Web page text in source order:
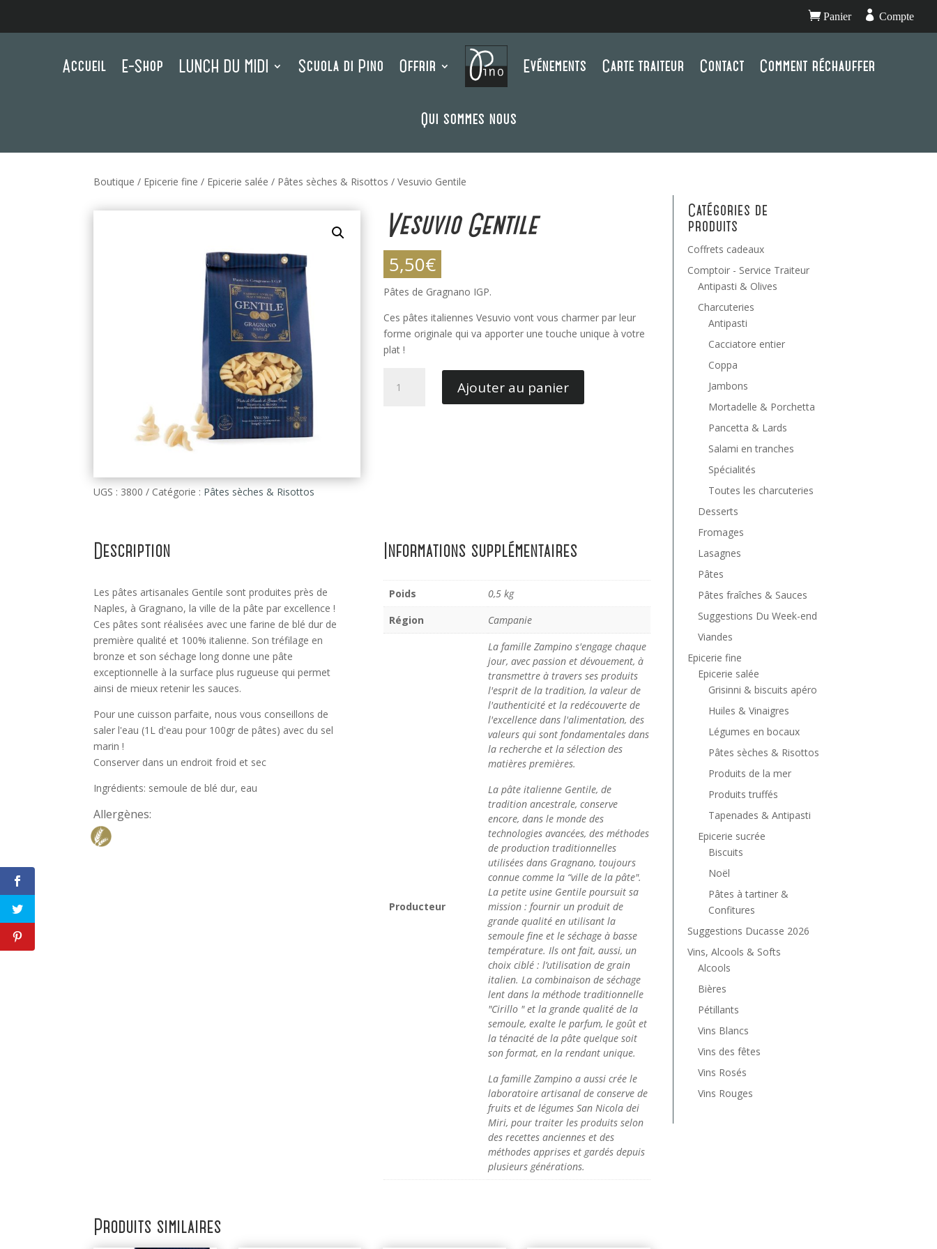
Panier  Compte
Accueil E-Shop LUNCH DU MIDI Scuola di Pino Offrir Evénements Carte traiteur Contact Comment réchauffer
Qui sommes nous
Boutique / Epicerie fine / Epicerie salée / Pâtes sèches & Risottos / Vesuvio Gentile
UGS : 3800 Catégorie : Pâtes sèches & Risottos
Vesuvio Gentile
5,50€
Pâtes de Gragnano IGP.
Ces pâtes italiennes Vesuvio vont vous charmer par leur
forme originale qui va apporter une touche unique à votre
plat !
Ajouter au panier
Description
Les pâtes artisanales Gentile sont produites près de
Naples, à Gragnano, la ville de la pâte par excellence !
Ces pâtes sont réalisées avec une farine de blé dur de
première qualité et 100% italienne. Son tréfilage en
bronze et son séchage long donne une pâte
exceptionnelle à la surface plus rugueuse qui permet
ainsi de mieux retenir les sauces.
Pour une cuisson parfaite, nous vous conseillons de
saler l'eau (1L d'eau pour 100gr de pâtes) avec du sel
marin !
Conserver dans un endroit froid et sec
Ingrédients: semoule de blé dur, eau
Allergènes:
Informations supplémentaires
Poids
0,5 kg
Région
Campanie
Producteur
La famille Zampino s'engage chaque
jour, avec passion et dévouement, à
transmettre à travers ses produits
l'esprit de la tradition, la valeur de
l'authenticité et la redécouverte de
l'excellence dans l'alimentation, des
valeurs qui sont fondamentales dans
la recherche et la sélection des
matières premières.
La pâte italienne Gentile, de
tradition ancestrale, conserve
encore, dans le monde des
technologies avancées, des méthodes
de production traditionnelles
utilisées dans Gragnano, toujours
connue comme la “ville de la pâte".
La petite usine Gentile poursuit sa
mission : fournir un produit de
grande qualité en utilisant la
semoule fine et le séchage à basse
température. Ils ont fait, aussi, un
choix ciblé : l’utilisation de grain
italien. La combinaison de séchage
lent dans la méthode traditionnelle
"Cirillo " et la grande qualité de la
semoule, exalte le parfum, le goût et
la ténacité de la pâte quelque soit
son format, en la rendant unique.
La famille Zampino a aussi crée le
laboratoire artisanal de conserve de
fruits et de légumes San Nicola dei
Miri, pour traiter les produits selon
des recettes anciennes et des
méthodes apprises et gardés depuis
plusieurs générations.
Produits similaires
Catégories de
produits
Coffrets cadeaux
Comptoir - Service Traiteur
Antipasti & Olives
Charcuteries
Antipasti
Cacciatore entier
Coppa
Jambons
Mortadelle & Porchetta
Pancetta & Lards
Salami en tranches
Spécialités
Toutes les charcuteries
Desserts
Fromages
Lasagnes
Pâtes
Pâtes fraîches & Sauces
Suggestions Du Week-end
Viandes
Epicerie fine
Epicerie salée
Grisinni & biscuits apéro
Huiles & Vinaigres
Légumes en bocaux
Pâtes sèches & Risottos
Produits de la mer
Produits truffés
Tapenades & Antipasti
Epicerie sucrée
Biscuits
Noël
Pâtes à tartiner &
Confitures
Suggestions Ducasse 2026
Vins, Alcools & Softs
Alcools
Bières
Pétillants
Vins Blancs
Vins des fêtes
Vins Rosés
Vins Rouges